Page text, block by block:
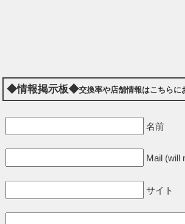
◆情報掲示板◆交換率や店舗情報はこちらに
名前
Mail (will
サイト